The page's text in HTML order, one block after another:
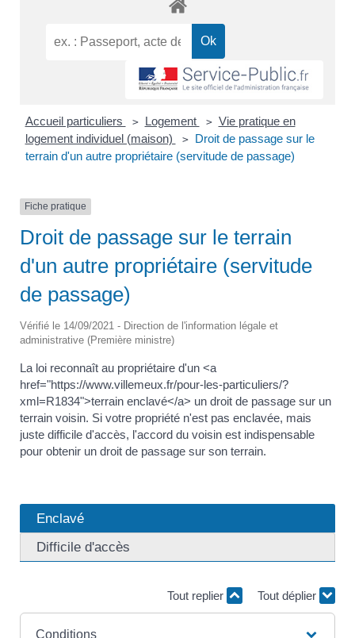
Accueil particuliers > Logement > Vie pratique en
logement individuel (maison)
>
Droit de passage sur le
terrain d'un autre propriétaire (servitude de passage)
Fiche pratique
Droit de passage sur le terrain
d'un autre propriétaire (servitude
de passage)
Vérifié le 14/09/2021 - Direction de l'information légale et
administrative (Première ministre)
La loi reconnaît au propriétaire d'un <a
href="https://www.villemeux.fr/pour-les-particuliers/?
xml=R1834">terrain enclavé</a> un droit de passage sur un
terrain voisin. Si votre propriété n'est pas enclavée, mais
juste difficile d'accès, l'accord du voisin est indispensable
pour obtenir un droit de passage sur son terrain.
Enclavé
Difficile d'accès
Tout replier Tout déplier
Conditions